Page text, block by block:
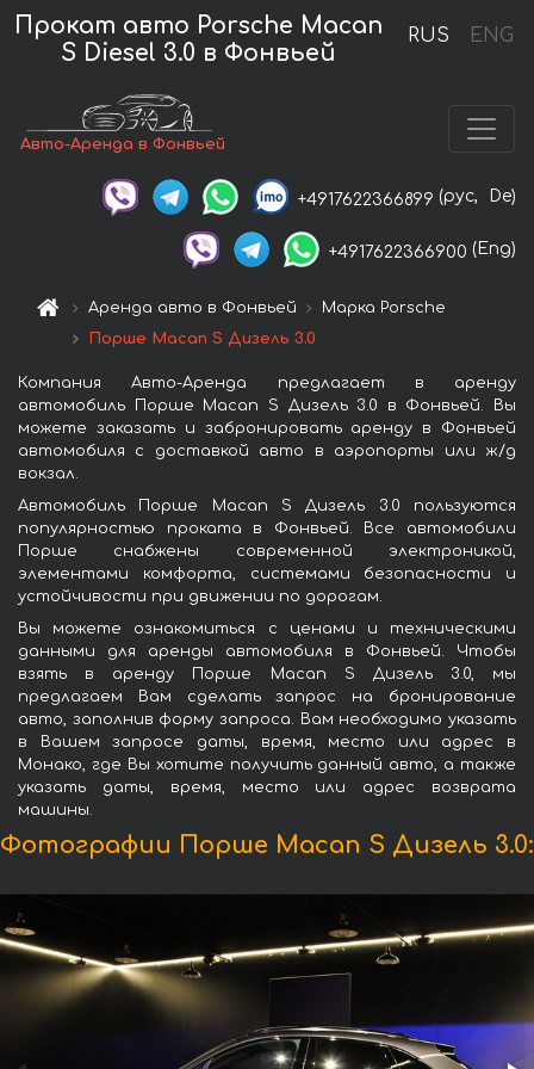
RUS ENG
Прокат авто Porsche Macan
S Diesel 3.0 в Фонвьей
Авто-Аренда в Фонвьей
+4917622366899 (рус, De)
+4917622366900 (Eng)
Аренда авто в Фонвьей
Марка Porsche
Порше Macan S Дизель 3.0
Компания Авто-Аренда предлагает в аренду
автомобиль Порше Macan S Дизель 3.0 в Фонвьей. Вы
можете заказать и забронировать аренду в Фонвьей
автомобиля с доставкой авто в аэропорты или ж/д
вокзал.
Автомобиль Порше Macan S Дизель 3.0 пользуются
популярностью проката в Фонвьей. Все автомобили
Порше снабжены современной электроникой,
элементами комфорта, системами безопасности и
устойчивости при движении по дорогам.
Вы можете ознакомиться с ценами и техническими
данными для аренды автомобиля в Фонвьей. Чтобы
взять в аренду Порше Macan S Дизель 3.0, мы
предлагаем Вам сделать запрос на бронирование
авто, заполнив форму запроса. Вам необходимо указать
в Вашем запросе даты, время, место или адрес в
Монако, где Вы хотите получить данный авто, а также
указать даты, время, место или адрес возврата
машины.
Фотографии Порше Macan S Дизель 3.0: